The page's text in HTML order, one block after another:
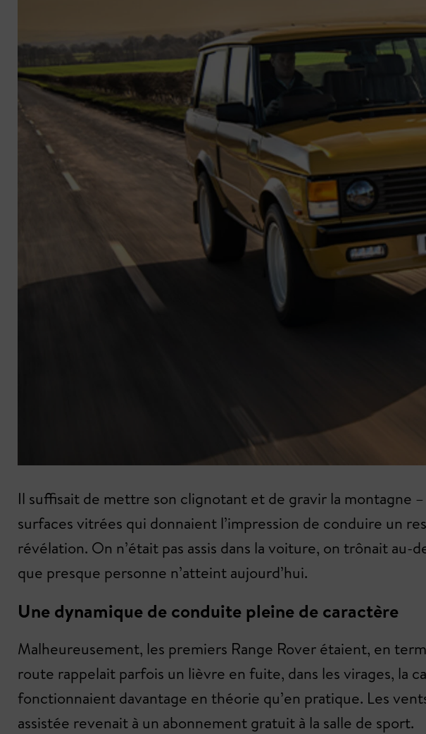
Il suffisait de mettre son clignotant et de gravir la montagne
surfaces vitrées qui donnaient l’impression de conduire un
révélation. On n’était pas assis dans la voiture, on trônait
que presque personne n’atteint aujourd’hui.
Une dynamique de conduite pleine de caractère
Malheureusement, les premiers Range Rover étaient, en
route rappelait parfois un lièvre en fuite, dans les virages, la
fonctionnaient davantage en théorie qu’en pratique. Les
assistée revenait à un abonnement gratuit à la salle de sport.